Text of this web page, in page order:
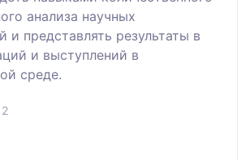
анализа научных
и представлять результаты в
и выступлений в
среде.